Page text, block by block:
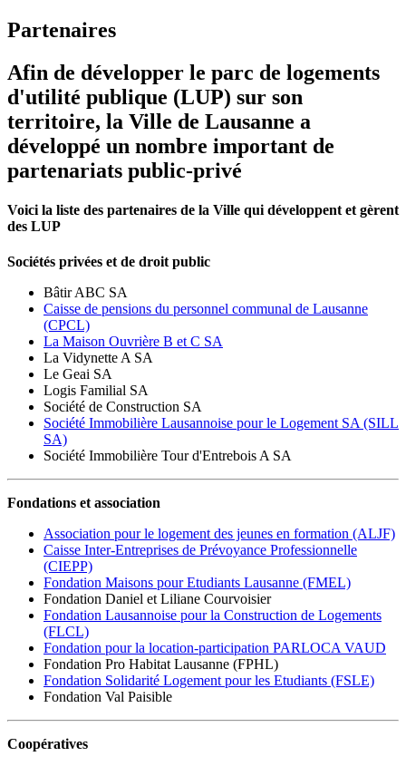
Partenaires
Afin de développer le parc de logements
d'utilité publique (LUP) sur son
territoire, la Ville de Lausanne a
développé un nombre important de
partenariats public-privé
Voici la liste des partenaires de la Ville qui développent et gèrent
des LUP
Sociétés privées et de droit public
Bâtir ABC SA
Caisse de pensions du personnel communal de Lausanne
(CPCL)
La Maison Ouvrière B et C SA
La Vidynette A SA
Le Geai SA
Logis Familial SA
Société de Construction SA
Société Immobilière Lausannoise pour le Logement SA (SILL
SA)
Société Immobilière Tour d'Entrebois A SA
Fondations et association
Association pour le logement des jeunes en formation (ALJF)
Caisse Inter-Entreprises de Prévoyance Professionnelle
(CIEPP)
Fondation Maisons pour Etudiants Lausanne (FMEL)
Fondation Daniel et Liliane Courvoisier
Fondation Lausannoise pour la Construction de Logements
(FLCL)
Fondation pour la location-participation PARLOCA VAUD
Fondation Pro Habitat Lausanne (FPHL)
Fondation Solidarité Logement pour les Etudiants (FSLE)
Fondation Val Paisible
Coopératives